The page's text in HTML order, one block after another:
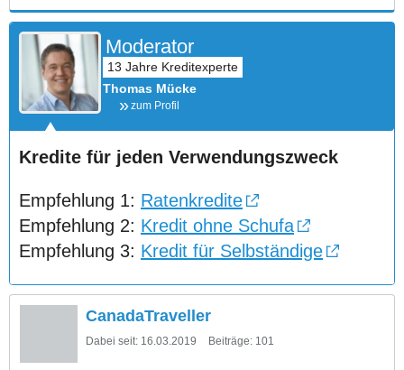
Moderator
Thomas Mücke
zum Profil
Kredite für jeden Verwendungszweck
Empfehlung 1: Ratenkredite
Empfehlung 2: Kredit ohne Schufa
Empfehlung 3: Kredit für Selbständige
CanadaTraveller
Dabei seit: 16.03.2019 Beiträge: 101